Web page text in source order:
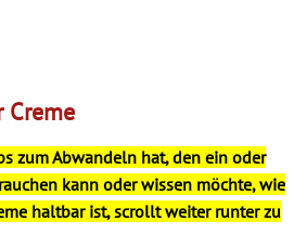
Creme
zum Abwandeln hat, den ein oder
kann oder wissen möchte, wie
haltbar ist, scrollt weiter runter zu